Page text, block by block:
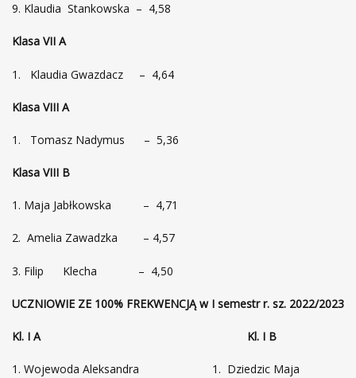
Klaudia Stankowska – 4,58
Klasa VII A
1. Klaudia Gwazdacz – 4,64
Klasa VIII A
1. Tomasz Nadymus – 5,36
Klasa VIII B
1. Maja Jabłkowska – 4,71
2. Amelia Zawadzka – 4,57
3. Filip Klecha – 4,50
UCZNIOWIE ZE 100% FREKWENCJĄ w I semestr r. sz. 2022/2023
Kl. I A Kl. I B
Wojewoda Aleksandra 1. Dziedzic Maja